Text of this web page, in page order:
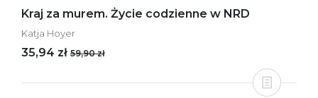
Kraj za murem. Życie codzienne w NRD
Katja Hoyer
35,94 zł 59,90 zł